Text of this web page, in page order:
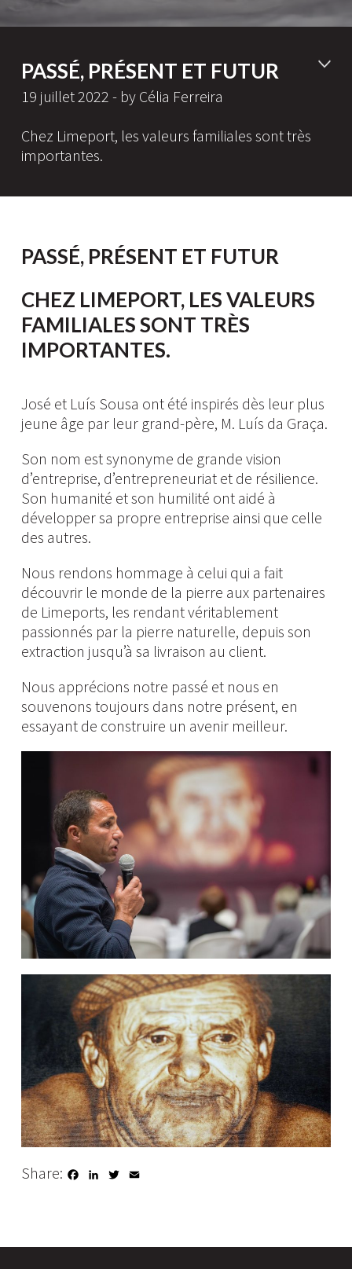
PASSÉ, PRÉSENT ET FUTUR
19 juillet 2022 - by Célia Ferreira
Chez Limeport, les valeurs familiales sont très
importantes.
PASSÉ, PRÉSENT ET FUTUR
CHEZ LIMEPORT, LES VALEURS
FAMILIALES SONT TRÈS
IMPORTANTES.
José et Luís Sousa ont été inspirés dès leur plus
jeune âge par leur grand-père, M. Luís da Graça.
Son nom est synonyme de grande vision
d’entreprise, d’entrepreneuriat et de résilience.
Son humanité et son humilité ont aidé à
développer sa propre entreprise ainsi que celle
des autres.
Nous rendons hommage à celui qui a fait
découvrir le monde de la pierre aux partenaires
de Limeports, les rendant véritablement
passionnés par la pierre naturelle, depuis son
extraction jusqu’à sa livraison au client.
Nous apprécions notre passé et nous en
souvenons toujours dans notre présent, en
essayant de construire un avenir meilleur.
Share: Facebook
LinkedInTwitter